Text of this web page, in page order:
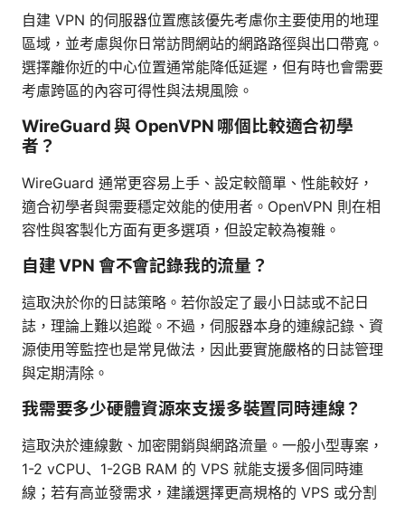
自建 VPN 的伺服器位置應該優先考慮你主要使用的地理
區域，並考慮與你日常訪問網站的網路路徑與出口帶寬。
選擇離你近的中心位置通常能降低延遲，但有時也會需要
考慮跨區的內容可得性與法規風險。
WireGuard 與 OpenVPN 哪個比較適合初學
者？
WireGuard 通常更容易上手、設定較簡單、性能較好，
適合初學者與需要穩定效能的使用者。OpenVPN 則在相
容性與客製化方面有更多選項，但設定較為複雜。
自建 VPN 會不會記錄我的流量？
這取決於你的日誌策略。若你設定了最小日誌或不記日
誌，理論上難以追蹤。不過，伺服器本身的連線記錄、資
源使用等監控也是常見做法，因此要實施嚴格的日誌管理
與定期清除。
我需要多少硬體資源來支援多裝置同時連線？
這取決於連線數、加密開銷與網路流量。一般小型專案，
1-2 vCPU、1-2GB RAM 的 VPS 就能支援多個同時連
線；若有高並發需求，建議選擇更高規格的 VPS 或分割